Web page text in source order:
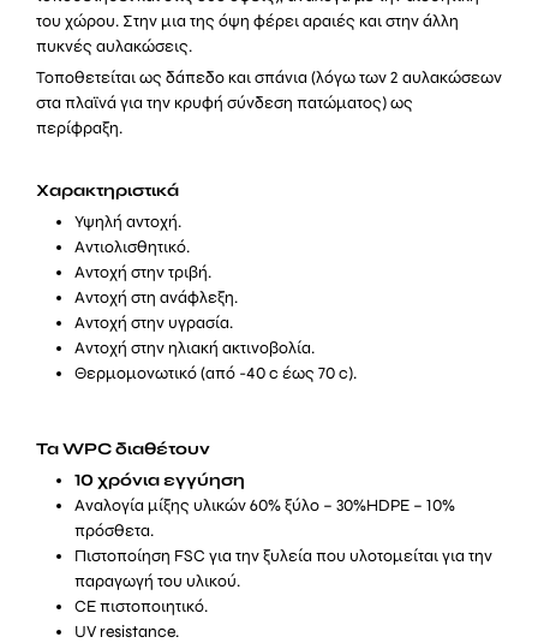
ΑΝΟΙΧΤΟ
του χώρου. Στην μια της όψη φέρει αραιές και στην άλλη
πυκνές αυλακώσεις.
Τοποθετείται ως δάπεδο και σπάνια (λόγω των 2 αυλακώσεων
στα πλαϊνά για την κρυφή σύνδεση πατώματος) ως
περίφραξη.
Χαρακτηριστικά
Υψηλή αντοχή.
Αντιολισθητικό.
Αντοχή στην τριβή.
Αντοχή στη ανάφλεξη.
Αντοχή στην υγρασία.
Αντοχή στην ηλιακή ακτινοβολία.
Θερμομονωτικό (από -40 c έως 70 c).
Τα WPC διαθέτουν
10 χρόνια εγγύηση
Αναλογία μίξης υλικών 60% ξύλο – 30%HDPE – 10%
πρόσθετα.
Πιστοποίηση FSC για την ξυλεία που υλοτομείται για την
παραγωγή του υλικού.
CE πιστοποιητικό.
UV resistance.